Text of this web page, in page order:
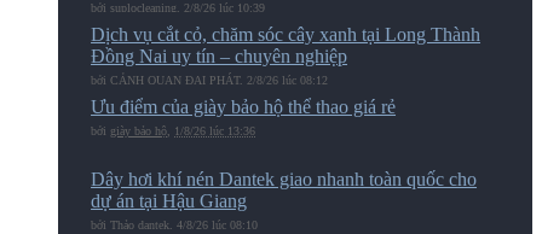
bởisuplocleaning 2/8/26 lúc 10:39
Dịch vụ cắt cỏ, chăm sóc cây xanh tại Long Thành
Đồng Nai uy tín – chuyên nghiệp
bởiCẢNH QUAN ĐẠI PHÁT, 2/8/26 lúc 08:12
Ưu điểm của giày bảo hộ thể thao giá rẻ
bởi giày bảo hộ 1/8/26 lúc 13:36
Dây hơi khí nén Dantek giao nhanh toàn quốc cho
dự án tại Hậu Giang
bởiThảo dantek ,4/8/26 lúc 08:10